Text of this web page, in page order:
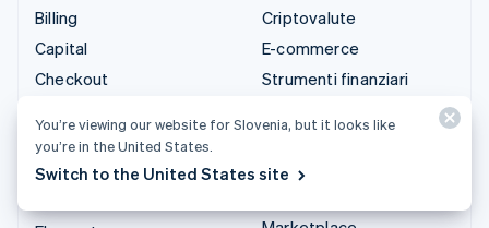
Billing
Capital
Checkout
Connect
Criptovalute
Criptovalute
E-commerce
Strumenti finanziari
Automazione per finanza
Aziende globali
You’re viewing our website for Slovenia, but it looks like
you’re in the United States.
Switch to the United States site